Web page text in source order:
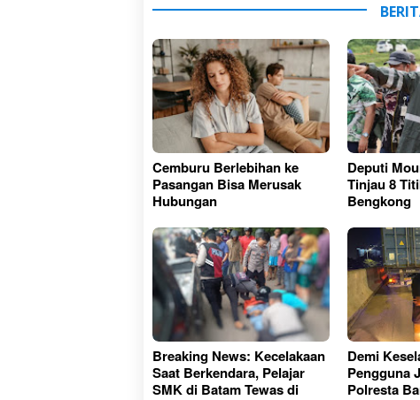
Cemburu Berlebihan ke
Pasangan Bisa Merusak
Hubungan
Deputi
Tinjau 8
Bengkong
Breaking News: Kecelakaan
Saat Berkendara, Pelajar
SMK di Batam Tewas di
Demi
Pengguna
Polresta